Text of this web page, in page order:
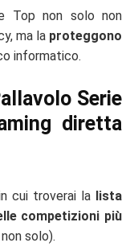
Top non solo non
ma la proteggono
informatico.
Serie
diretta
cui troverai la lista
competizioni più
solo).